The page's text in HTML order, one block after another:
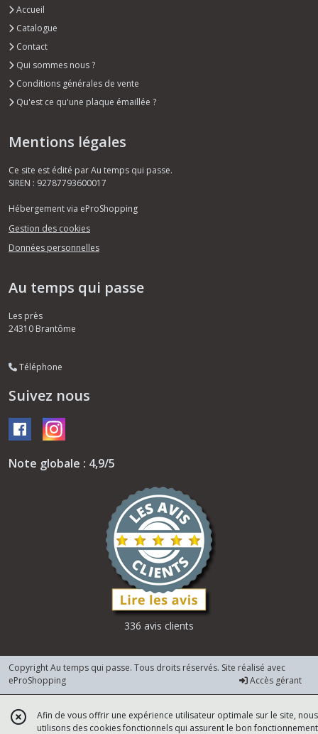
Accueil
Catalogue
Contact
Qui sommes nous ?
Conditions générales de vente
Qu'est ce qu'une plaque émaillée ?
Mentions légales
Ce site est édité par Au temps qui passe.
SIREN : 92787793600017
Hébergement via eProShopping
Gestion des cookies
Données personnelles
Au temps qui passe
Les près
24310 Brantôme
Téléphone
Suivez nous
Note globale : 4,9/5
336 avis clients
Copyright Au temps qui passe. Tous droits réservés. Site réalisé avec
eProShopping
Accès gérant
Afin de vous offrir une expérience utilisateur optimale sur le site, nous
utilisons des cookies fonctionnels qui assurent le bon fonctionnement